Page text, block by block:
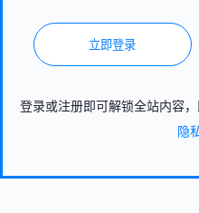
立即登录
登录或注册即可解锁全站内容
隐